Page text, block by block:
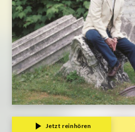
Jetzt reinhören